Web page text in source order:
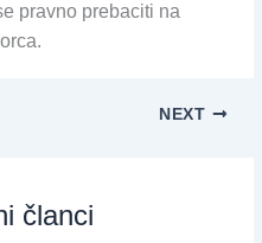
pravno prebaciti na
NEXT
članci